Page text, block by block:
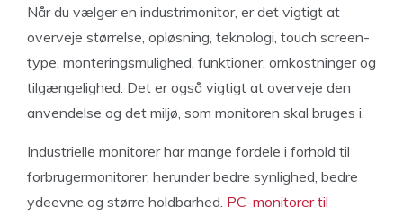
Når du vælger en industrimonitor, er det vigtigt at
overveje størrelse, opløsning, teknologi, touch screen-
type, monteringsmulighed, funktioner, omkostninger og
tilgængelighed. Det er også vigtigt at overveje den
anvendelse og det miljø, som monitoren skal bruges i.
Industrielle monitorer har mange fordele i forhold til
forbrugermonitorer, herunder bedre synlighed, bedre
ydeevne og større holdbarhed. PC-monitorer til